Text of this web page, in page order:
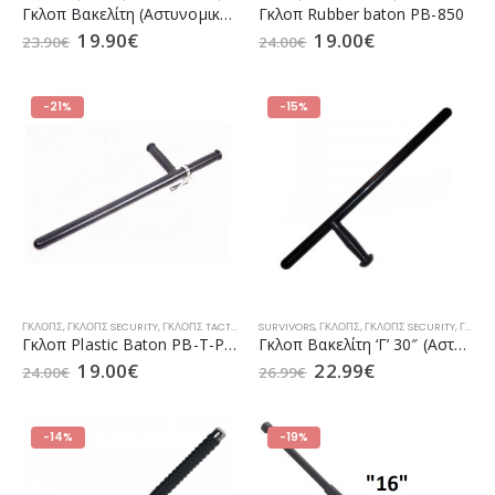
Γκλοπ Βακελίτη (Aστυνομική Ράβδος) Ίσιο 30″ της SURVIVORS
23.90€ 19.90€
Γκλοπ Rubber baton PB-850
24.00€ 19.00€
-21%
ΓΚΛΟΠΣ,ΓΚΛΟΠΣ SECURITY,ΓΚΛΟΠΣ TACTICAL ΓΚΛΟΠΣ ΑΣΤΥΝΟΜΊΑΣ,ΓΚΛΟΠΣ ΛΙΜΕΝΙΚΟΎ
Γκλoπ Plastic Baton PB-T-PP-K
24.00€ 19.00€
-15%
SURVIVORS,ΓΚΛΟΠΣ,ΓΚΛΟΠΣ SECURITY,ΓΚΛΟΠΣ TACTICAL
Γκλοπ Βακελίτη ‘Γ’ 30″ (Aστυνομική Ράβδος) της SURVIVORS
26.99€ 22.99€
-14% -19%